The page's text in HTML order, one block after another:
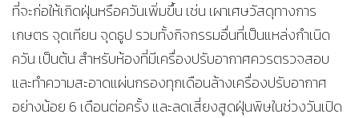
ที่จะก่อให้เกิดฝุ่นหรือควันเพิ่มขึ้น เช่น เผาเศษวัสดุทางการ
เกษตร จุดเทียน จุดธูป รวมทั้งกิจกรรมอื่นที่เป็นแหล่งกำเนิด
ควัน เป็นต้น สำหรับห้องที่มีเครื่องปรับอากาศควรตรวจสอบ
และทำความสะอาดแผ่นกรองทุกเดือนล้างเครื่องปรับอากาศ
อย่างน้อย 6 เดือนต่อครั้ง และลดเสี่ยงสูดฝุ่นพิษในช่วงวันเปิด